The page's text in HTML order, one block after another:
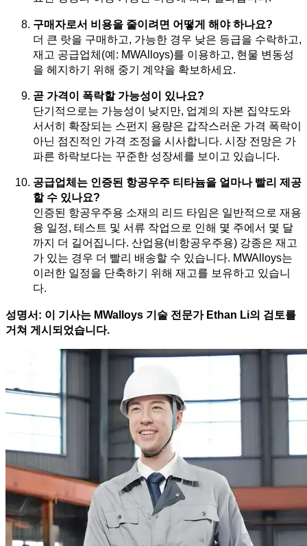
구매자로서 비용을 줄이려면 어떻게 해야 하나요?
더 큰 랏을 구매하고, 가능한 경우 낮은 등급을 수락하고,
재고 공급업체(예: MWAlloys)를 이용하고, 현물 변동성
을 헤지하기 위해 중기 계약을 확보하세요.
곧 가격이 폭락할 가능성이 있나요?
단기적으로는 가능성이 낮지만, 업계의 자본 집약도와
서서히 확장되는 스펀지 용량은 갑작스러운 가격 폭락이
아닌 점진적인 가격 조정을 시사합니다. 시장 전망은 가
파른 하락보다는 꾸준한 성장세를 보이고 있습니다.
공급업체는 인증된 항공우주 티타늄을 얼마나 빨리 제공
할 수 있나요?
인증된 항공우주용 소재의 리드 타임은 일반적으로 재용
융 일정, 테스트 및 서류 작업으로 인해 몇 주에서 몇 달
까지 더 길어집니다. 산업용(비항공우주용) 강종은 재고
가 있는 경우 더 빨리 배송할 수 있습니다. MWAlloys는
이러한 일정을 단축하기 위해 재고를 보유하고 있습니
다.
성명서: 이 기사는 MWalloys 기술 전문가 Ethan Li의 검토를
거쳐 게시되었습니다.